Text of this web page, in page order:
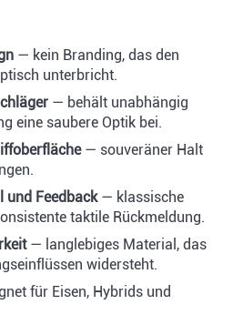
— kein Branding, das den
unterbricht.
— behält unabhängig
eine saubere Optik bei.
— souveräner Halt
und Feedback— klassische
taktile Rückmeldung.
— langlebiges Material, das
widersteht.
für Eisen, Hybrids und